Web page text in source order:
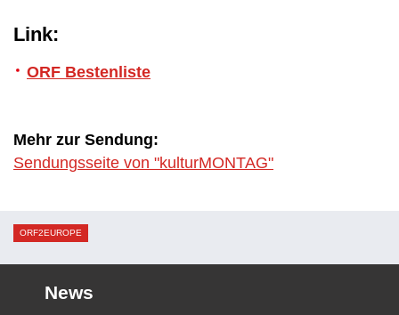
Link:
ORF Bestenliste
Mehr zur Sendung:
Sendungsseite von "kulturMONTAG"
ORF2EUROPE
News